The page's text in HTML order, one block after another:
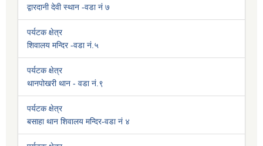
द्वारदानी देवी स्थान -वडा नं ७
पर्यटक क्षेत्र
शिवालय मन्दिर -वडा नं.५
पर्यटक क्षेत्र
थानपोखरी थान - वडा नं.९
पर्यटक क्षेत्र
बसाहा थान शिवालय मन्दिर-वडा नं ४